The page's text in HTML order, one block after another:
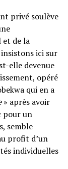
privé soulève
de la
ici sur
elle devenue
opéré
qui en a
» après avoir
pour un
semble
profit d’un
individuelles